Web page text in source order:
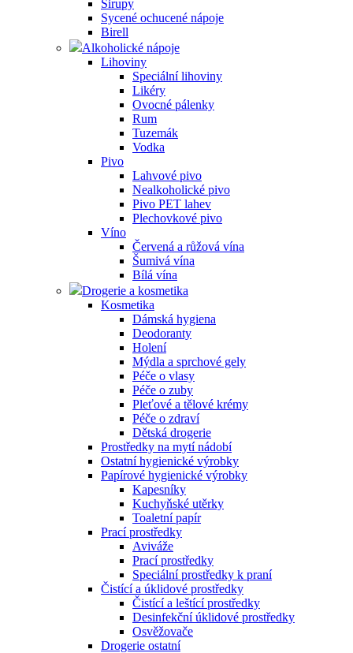
Sirupy
Sycené ochucené nápoje
Birell
Alkoholické nápoje
Lihoviny
Speciální lihoviny
Likéry
Ovocné pálenky
Rum
Tuzemák
Vodka
Pivo
Lahvové pivo
Nealkoholické pivo
Pivo PET lahev
Plechovkové pivo
Víno
Červená a růžová vína
Šumivá vína
Bílá vína
Drogerie a kosmetika
Kosmetika
Dámská hygiena
Deodoranty
Holení
Mýdla a sprchové gely
Péče o vlasy
Péče o zuby
Pleťové a tělové krémy
Péče o zdraví
Dětská drogerie
Prostředky na mytí nádobí
Ostatní hygienické výrobky
Papírové hygienické výrobky
Kapesníky
Kuchyňské utěrky
Toaletní papír
Prací prostředky
Aviváže
Prací prostředky
Speciální prostředky k praní
Čistící a úklidové prostředky
Čistící a leštící prostředky
Desinfekční úklidové prostředky
Osvěžovače
Drogerie ostatní